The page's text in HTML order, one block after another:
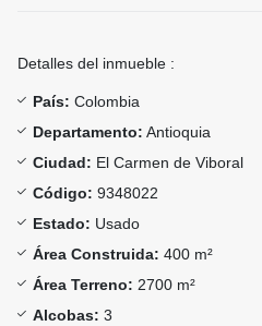
Detalles del inmueble :
País: Colombia
Departamento: Antioquia
Ciudad: El Carmen de Viboral
Código: 9348022
Estado: Usado
Área Construida: 400 m²
Área Terreno: 2700 m²
Alcobas: 3